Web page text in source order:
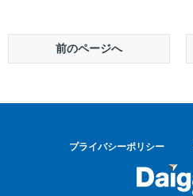
前のページへ
プライバシーポリシー